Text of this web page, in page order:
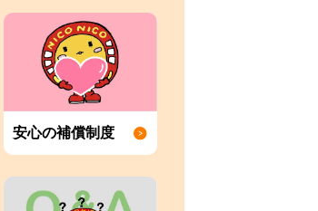
安心の補償制度